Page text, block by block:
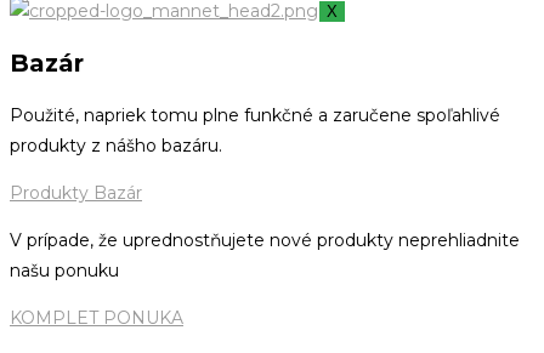
X
Bazár
Použité, napriek tomu plne funkčné a zaručene spoľahlivé
produkty z nášho bazáru.
Produkty Bazár
V prípade, že uprednostňujete nové produkty neprehliadnite
našu ponuku
KOMPLET PONUKA